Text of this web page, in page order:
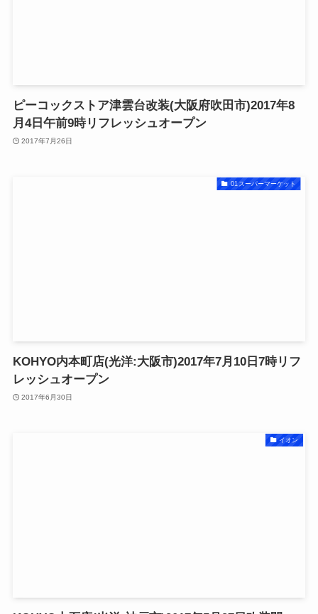
ピーコックストア津雲台改装(大阪府吹田市)2017年8
月4日午前9時リフレッシュオープン
2017年7月26日
01スーパーマーケット
KOHYO内本町店(光洋:大阪市)2017年7月10日7時リフ
レッシュオープン
2017年6月30日
イオン